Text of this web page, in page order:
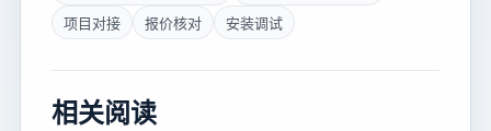
项目对接
报价核对 安装调试
相关阅读